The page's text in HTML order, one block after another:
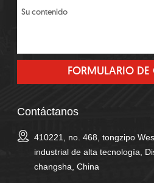
Contáctanos
410221, no. 468, tongzipo
industrial de alta tecnología,
changsha, China